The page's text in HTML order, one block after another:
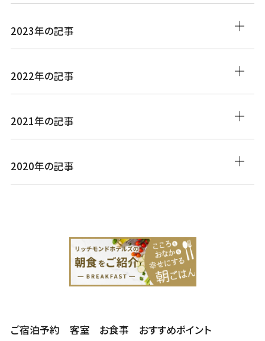
2023年の記事
2022年の記事
2021年の記事
2020年の記事
ご宿泊予約 客室 お食事
おすすめポイント